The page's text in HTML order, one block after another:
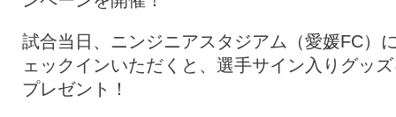
試合当日、ニンジニアスタジアム（愛媛FC）
ェックインいただくと、選手サイン入りグッ
プレゼント！